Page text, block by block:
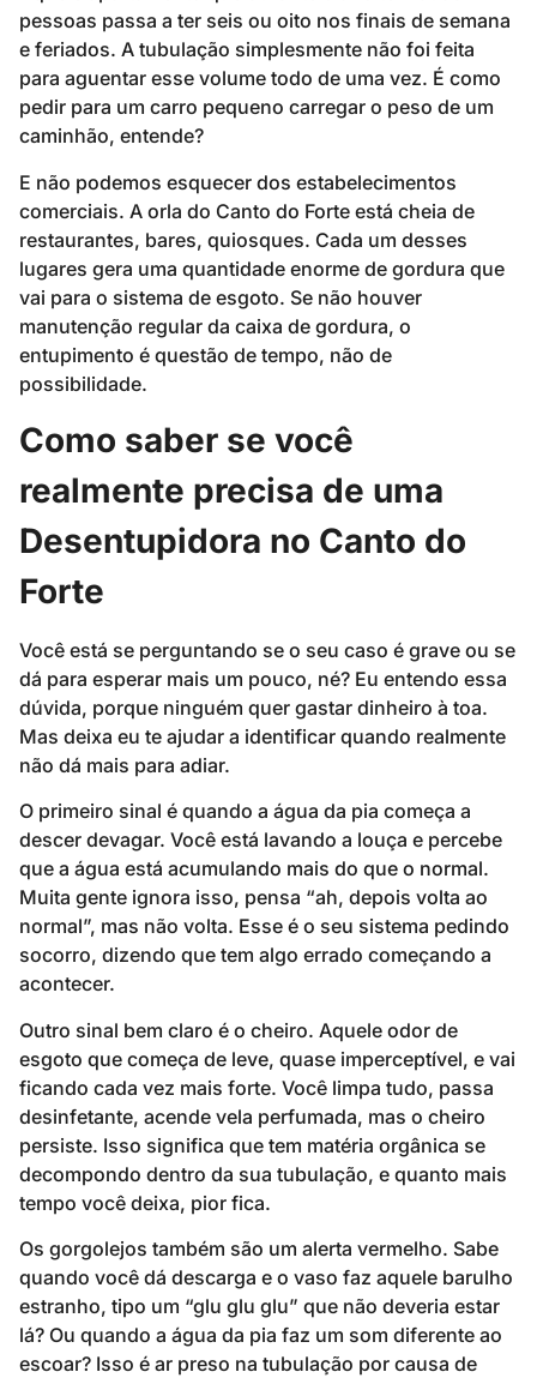
pessoas passa a ter seis ou oito nos finais de semana
e feriados. A tubulação simplesmente não foi feita
para aguentar esse volume todo de uma vez. É como
pedir para um carro pequeno carregar o peso de um
caminhão, entende?
E não podemos esquecer dos estabelecimentos
comerciais. A orla do Canto do Forte está cheia de
restaurantes, bares, quiosques. Cada um desses
lugares gera uma quantidade enorme de gordura que
vai para o sistema de esgoto. Se não houver
manutenção regular da caixa de gordura, o
entupimento é questão de tempo, não de
possibilidade.
Como saber se você
realmente precisa de uma
Desentupidora no Canto do
Forte
Você está se perguntando se o seu caso é grave ou se
dá para esperar mais um pouco, né? Eu entendo essa
dúvida, porque ninguém quer gastar dinheiro à toa.
Mas deixa eu te ajudar a identificar quando realmente
não dá mais para adiar.
O primeiro sinal é quando a água da pia começa a
descer devagar. Você está lavando a louça e percebe
que a água está acumulando mais do que o normal.
Muita gente ignora isso, pensa “ah, depois volta ao
normal”, mas não volta. Esse é o seu sistema pedindo
socorro, dizendo que tem algo errado começando a
acontecer.
Outro sinal bem claro é o cheiro. Aquele odor de
esgoto que começa de leve, quase imperceptível, e vai
ficando cada vez mais forte. Você limpa tudo, passa
desinfetante, acende vela perfumada, mas o cheiro
persiste. Isso significa que tem matéria orgânica se
decompondo dentro da sua tubulação, e quanto mais
tempo você deixa, pior fica.
Os gorgolejos também são um alerta vermelho. Sabe
quando você dá descarga e o vaso faz aquele barulho
estranho, tipo um “glu glu glu” que não deveria estar
lá? Ou quando a água da pia faz um som diferente ao
escoar? Isso é ar preso na tubulação por causa de